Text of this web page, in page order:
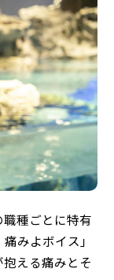
種ごとに特有
みよボイス」
える痛みとそ